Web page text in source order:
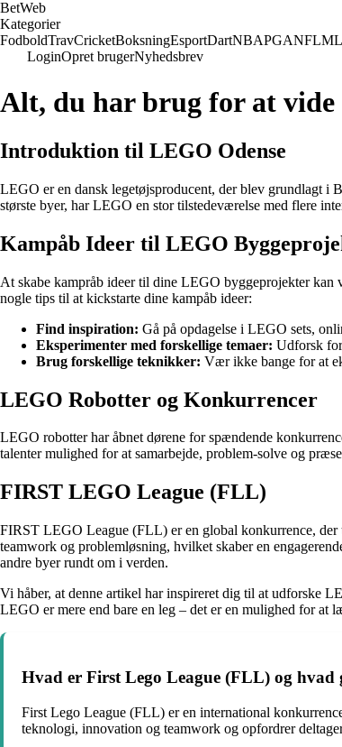
BetWeb
Kategorier
FodboldTravCricketBoksningEsportDartNBAPGANFL
LoginOpret brugerNyhedsbrev
Alt, du har brug for at vide
Introduktion til LEGO Odense
LEGO er en dansk legetøjsproducent, der blev grundlagt i
største byer, har LEGO en stor tilstedeværelse med flere
Kampåb Ideer til LEGO
At skabe kampråb ideer til dine LEGO byggeprojekter
nogle tips til at kickstarte dine kampåb ideer:
Find inspiration: Gå på opdagelse i LEGO sets,
Eksperimenter med forskellige temaer: Udforsk
Brug forskellige teknikker: Vær ikke bange for at
LEGO Robotter og Konkurrencer
LEGO robotter har åbnet dørene for spændende
talenter mulighed for at samarbejde, problem-solve og
FIRST LEGO League (FLL)
FIRST LEGO League (FLL) er en global konkurrence,
teamwork og problemløsning, hvilket skaber en
andre byer rundt om i verden.
Vi håber, at denne artikel har inspireret dig til at udforske
LEGO er mere end bare en leg – det er en mulighed for
Hvad er First Lego League (FLL) og
First Lego League (FLL) er en international
teknologi, innovation og teamwork og opfordrer